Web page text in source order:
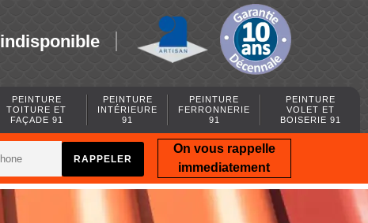
indisponible
PEINTURE
TOITURE ET
FAÇADE 91
PEINTURE
INTÉRIEURE
91
PEINTURE
FERRONNERIE
91
PEINTURE
VOLET ET
BOISERIE 91
On vous rappelle
immediatement